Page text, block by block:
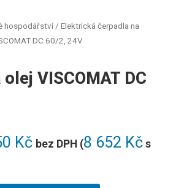
hospodářství / Elektrická čerpadla na
DC 60/2, 24V
VISCOMAT DC
Kč bez DPH (8 652 Kč s